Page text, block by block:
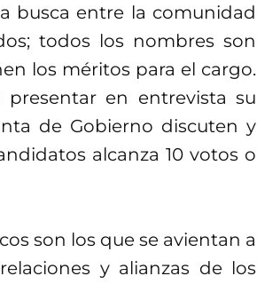
busca entre la comunidad
todos los nombres son
los méritos para el cargo.
en entrevista su
de Gobierno discuten y
alcanza 10 votos o
son los que se avientan a
y alianzas de los